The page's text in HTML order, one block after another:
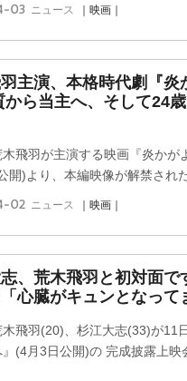
03 ニュース ｜映画｜
主演、本格時代劇『炎
から当主へ、そして24
飛羽が主演する映画『炎かが
開)より、本編映像が解禁された
02 ニュース ｜映画｜
、荒木飛羽と初対面で
心臓がキュンとなって
飛羽(20)、杉江大志(33)が11
(4月3日公開)の 完成披露上映